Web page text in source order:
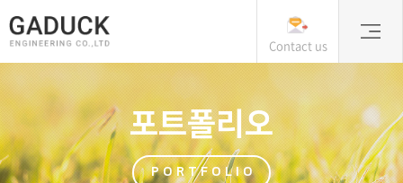
Contact us
포트폴리오
PORTFOLIO